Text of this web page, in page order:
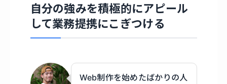
自分の強みを積極的にアピール
して業務提携にこぎつける
Web制作を始めたばかりの人